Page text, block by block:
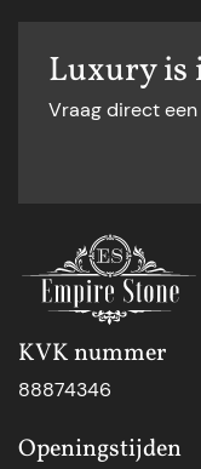
Luxury is
Vraag direct
KVK nummer
88874346
Openingstijden